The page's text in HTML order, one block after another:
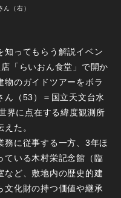
（右）
ってもらう解説イベン
「らいおん食堂」で開か
物のガイドツアーをボラ
ん（53）＝国立天文台水
界に点在する緯度観測所
た。
に従事する一方、3年ほ
ている木村栄記念館（臨
など、敷地内の歴史的建
文化財の持つ価値や継承